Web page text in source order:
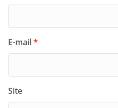
E-mail*
Site